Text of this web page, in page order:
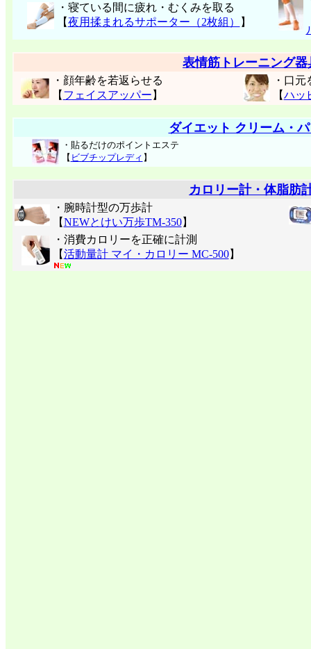
・寝ている間に疲れ・むくみを取る
【夜用揉まれるサポーター（2枚組） 】
表情筋トレーニング器
・顔年齢を若返らせる
【 フェイスアッパー 】
・口
【ハッ
ダイエット クリーム・
・貼るだけのポイントエステ
【 ビブチップレディ 】
カロリー計・体脂肪
・腕時計型の万歩計
【NEWとけい万歩TM-350】
・消費カロリーを正確に計測
【活動量計 マイ・カロリー MC-500】